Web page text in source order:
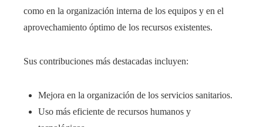
como en la organización interna de los equipos y en el
aprovechamiento óptimo de los recursos existentes.
Sus contribuciones más destacadas incluyen:
Mejora en la organización de los servicios sanitarios.
Uso más eficiente de recursos humanos y